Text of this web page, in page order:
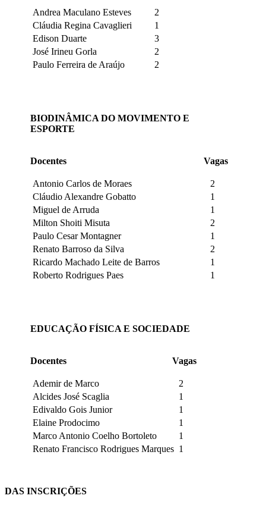
Andrea Maculano Esteves
2
Cláudia Regina Cavaglieri
1
Edison Duarte
3
José Irineu Gorla
2
Paulo Ferreira de Araújo
2
BIODINÂMICA DO MOVIMENTO E
ESPORTE
Docentes Vagas
Antonio Carlos de Moraes
2
Cláudio Alexandre Gobatto
1
Miguel de Arruda
1
Milton Shoiti Misuta
2
Paulo Cesar Montagner
1
Renato Barroso da Silva
2
Ricardo Machado Leite de Barros
1
Roberto Rodrigues Paes
1
EDUCAÇÃO FÍSICA E SOCIEDADE
Docentes Vagas
Ademir de Marco
2
Alcides José Scaglia
1
Edivaldo Gois Junior
1
Elaine Prodocimo
1
Marco Antonio Coelho Bortoleto
1
Renato Francisco Rodrigues Marques 1
DAS INSCRIÇÕES